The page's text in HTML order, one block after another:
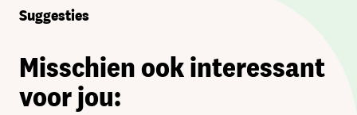
Suggesties
Misschien ook interessant
voor jou: